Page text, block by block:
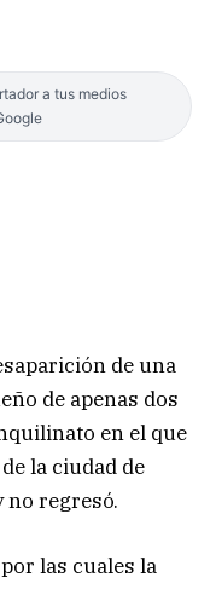
a tus medios
de una
de apenas dos
en el que
la ciudad de
no regresó.
las cuales la